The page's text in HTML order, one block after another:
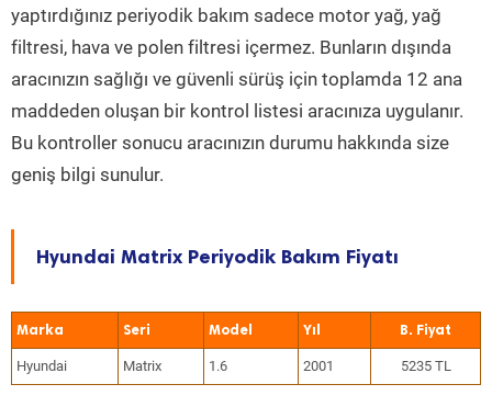
yaptırdığınız periyodik bakım sadece motor yağ, yağ
filtresi, hava ve polen filtresi içermez. Bunların dışında
aracınızın sağlığı ve güvenli sürüş için toplamda 12 ana
maddeden oluşan bir kontrol listesi aracınıza uygulanır.
Bu kontroller sonucu aracınızın durumu hakkında size
geniş bilgi sunulur.
Hyundai Matrix Periyodik Bakım Fiyatı
Marka Seri Model Yıl
Hyundai Matrix 1.6 2001 5235 TL